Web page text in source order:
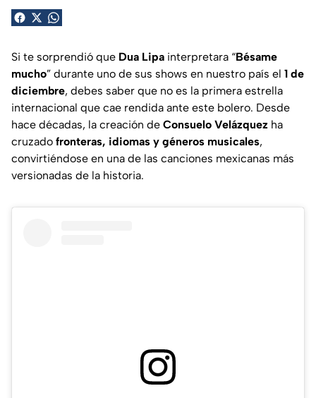
Si te sorprendió que Dua Lipa interpretara “Bésame
mucho” durante uno de sus shows en nuestro país el 1 de
diciembre, debes saber que no es la primera estrella
internacional que cae rendida ante este bolero. Desde
hace décadas, la creación de Consuelo Velázquez ha
cruzado fronteras, idiomas y géneros musicales,
convirtiéndose en una de las canciones mexicanas más
versionadas de la historia.